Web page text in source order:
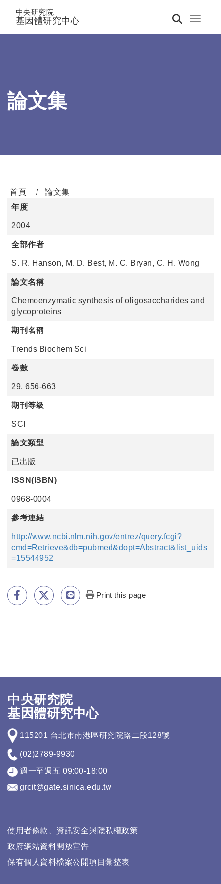
Toggle
中央研究院
基因體研究中心
論文集
首頁
論文集
年度
2004
全部作者
S. R. Hanson, M. D. Best, M. C. Bryan, C. H. Wong
論文名稱
Chemoenzymatic synthesis of oligosaccharides and
glycoproteins
期刊名稱
Trends Biochem Sci
卷數
29, 656-663
期刊等級
SCI
論文類型
已出版
ISSN(ISBN)
0968-0004
參考連結
http://www.ncbi.nlm.nih.gov/entrez/query.fcgi?
cmd=Retrieve&db=pubmed&dopt=Abstract&list_uids
=15544952
Print this page
中央研究院
基因體研究中心
115201 台北市南港區研究院路二段128號
(02)2789-9930
週一至週五 09:00-18:00
grcit@gate.sinica.edu.tw
使用者條款、資訊安全與隱私權政策
政府網站資料開放宣告
保有個人資料檔案公開項目彙整表